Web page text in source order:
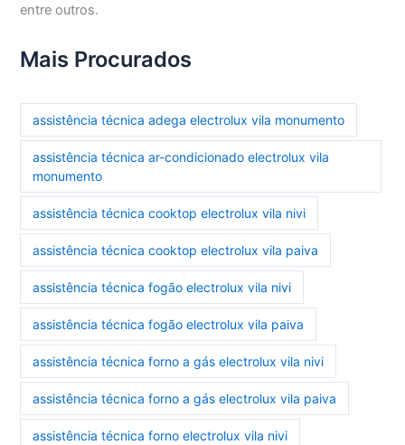
entre outros.
Mais Procurados
assistência técnica adega electrolux vila monumento
assistência técnica ar-condicionado electrolux vila
monumento
assistência técnica cooktop electrolux vila nivi
assistência técnica cooktop electrolux vila paiva
assistência técnica fogão electrolux vila nivi
assistência técnica fogão electrolux vila paiva
assistência técnica forno a gás electrolux vila nivi
assistência técnica forno a gás electrolux vila paiva
assistência técnica forno electrolux vila nivi